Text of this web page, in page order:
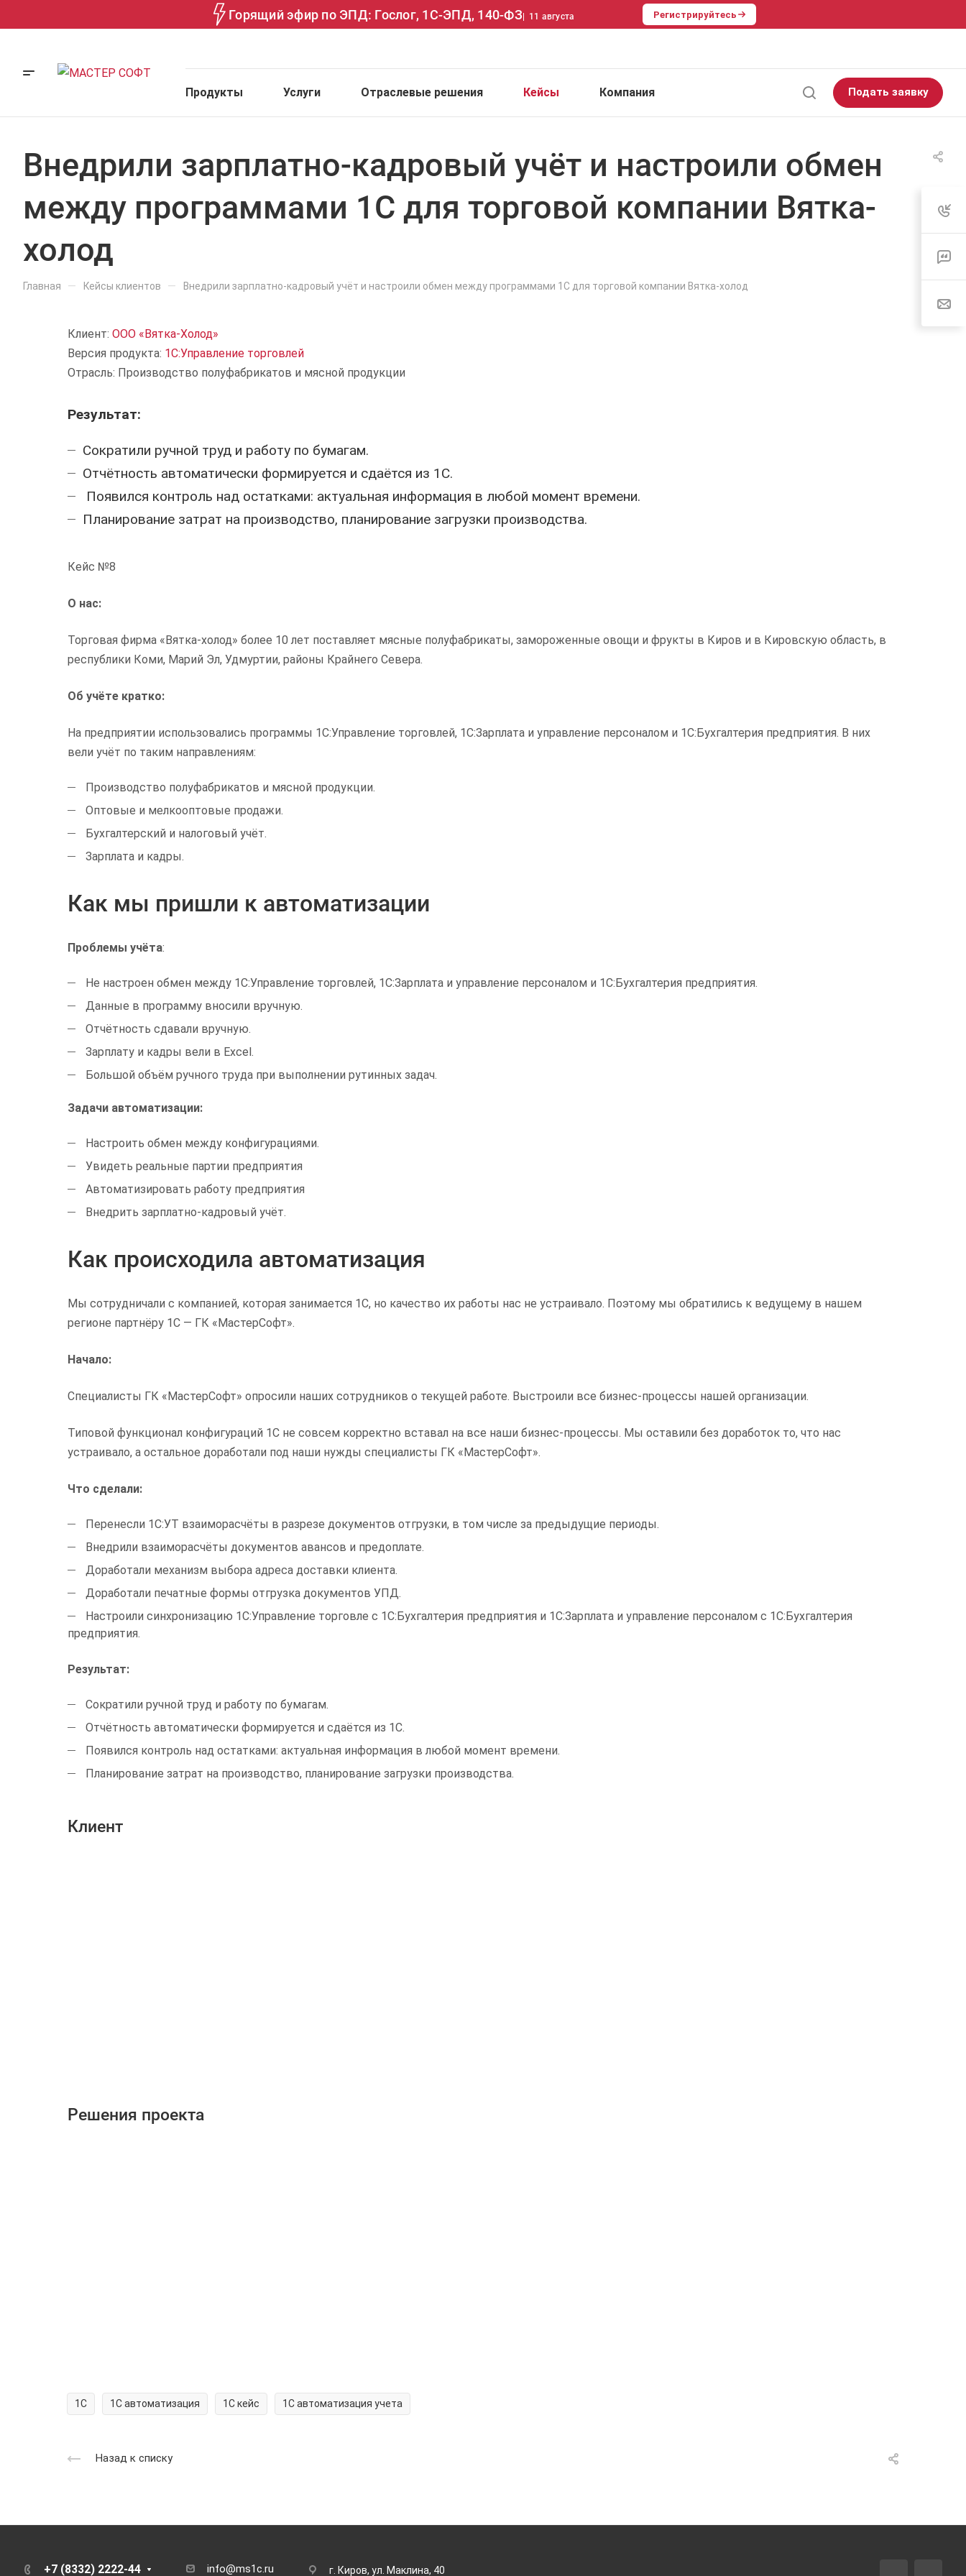
Горящий эфир по ЭПД: Гослог, 1С-ЭПД, 140-ФЗ| 11 августа Регистрируйтесь
Продукты Услуги Отраслевые решения Кейсы Компания Подать заявку
Внедрили зарплатно-кадровый учёт и настроили обмен
между программами 1С для торговой компании Вятка-
холод
Главная — Кейсы клиентов — Внедрили зарплатно-кадровый учёт и настроили обмен между программами 1С для торговой компании Вятка-холод
Клиент: ООО «Вятка-Холод»
Версия продукта: 1С:Управление торговлей
Отрасль: Производство полуфабрикатов и мясной продукции
Результат:
Сократили ручной труд и работу по бумагам.
Отчётность автоматически формируется и сдаётся из 1С.
Появился контроль над остатками: актуальная информация в любой момент времени.
Планирование затрат на производство, планирование загрузки производства.
Кейс №8
О нас:
Торговая фирма «Вятка-холод» более 10 лет поставляет мясные полуфабрикаты, замороженные овощи и фрукты в Киров и в Кировскую область, в
республики Коми, Марий Эл, Удмуртии, районы Крайнего Севера.
Об учёте кратко:
На предприятии использовались программы 1С:Управление торговлей, 1С:Зарплата и управление персоналом и 1С:Бухгалтерия предприятия. В них
вели учёт по таким направлениям:
Производство полуфабрикатов и мясной продукции.
Оптовые и мелкооптовые продажи.
Бухгалтерский и налоговый учёт.
Зарплата и кадры.
Как мы пришли к автоматизации
Проблемы учёта:
Не настроен обмен между 1С:Управление торговлей, 1С:Зарплата и управление персоналом и 1С:Бухгалтерия предприятия.
Данные в программу вносили вручную.
Отчётность сдавали вручную.
Зарплату и кадры вели в Excel.
Большой объём ручного труда при выполнении рутинных задач.
Задачи автоматизации:
Настроить обмен между конфигурациями.
Увидеть реальные партии предприятия
Автоматизировать работу предприятия
Внедрить зарплатно-кадровый учёт.
Как происходила автоматизация
Мы сотрудничали с компанией, которая занимается 1С, но качество их работы нас не устраивало. Поэтому мы обратились к ведущему в нашем
регионе партнёру 1С — ГК «МастерСофт».
Начало:
Специалисты ГК «МастерСофт» опросили наших сотрудников о текущей работе. Выстроили все бизнес-процессы нашей организации.
Типовой функционал конфигураций 1С не совсем корректно вставал на все наши бизнес-процессы. Мы оставили без доработок то, что нас
устраивало, а остальное доработали под наши нужды специалисты ГК «МастерСофт».
Что сделали:
Перенесли 1С:УТ взаиморасчёты в разрезе документов отгрузки, в том числе за предыдущие периоды.
Внедрили взаиморасчёты документов авансов и предоплате.
Доработали механизм выбора адреса доставки клиента.
Доработали печатные формы отгрузка документов УПД.
Настроили синхронизацию 1С:Управление торговле с 1С:Бухгалтерия предприятия и 1С:Зарплата и управление персоналом с 1С:Бухгалтерия
предприятия.
Результат:
Сократили ручной труд и работу по бумагам.
Отчётность автоматически формируется и сдаётся из 1С.
Появился контроль над остатками: актуальная информация в любой момент времени.
Планирование затрат на производство, планирование загрузки производства.
Клиент
Решения проекта
1С 1С автоматизация 1С кейс 1С автоматизация учета
Назад к списку
+7 (8332) 2222-44 info@ms1c.ru г. Киров, ул. Маклина, 40